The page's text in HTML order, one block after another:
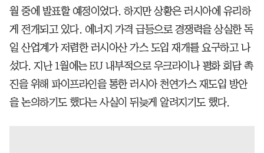
월 중에 발표할 예정이었다. 하지만 상황은 러시아에 유리하
게 전개되고 있다. 에너지 가격 급등으로 경쟁력을 상실한 독
일 산업계가 저렴한 러시아산 가스 도입 재개를 요구하고 나
섰다. 지난 1월에는 EU 내부적으로 우크라이나 평화 회담 촉
진을 위해 파이프라인을 통한 러시아 천연가스 재도입 방안
을 논의하기도 했다는 사실이 뒤늦게 알려지기도 했다.